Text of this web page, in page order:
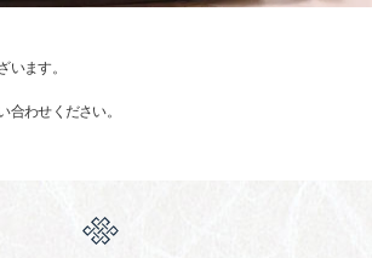
います。
合わせください。